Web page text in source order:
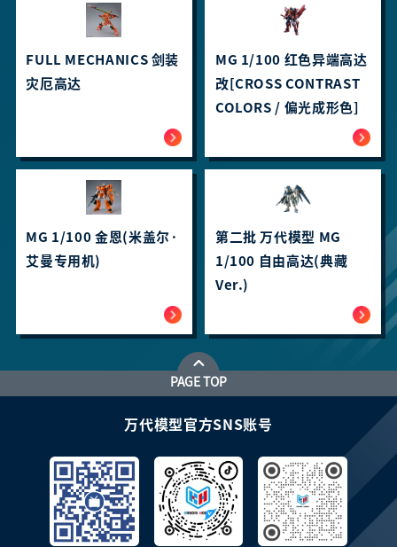
FULL MECHANICS 剑装
灾厄高达
MG 1/100 红色异端高达
改[CROSS CONTRAST
COLORS / 偏光成形色]
MG 1/100 金恩(米盖尔·
艾曼专用机)
第二批 万代模型 MG
1/100 自由高达(典藏
Ver.)
PAGE TOP
万代模型官方SNS账号